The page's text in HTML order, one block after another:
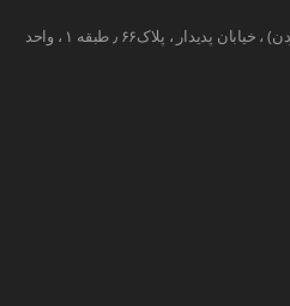
جهان کودک ، خیابان نلسون ماندلا(جردن) ، خیابان پدیدار ، پلاک۶۶ ٫ طبقه ۱ ، واحد